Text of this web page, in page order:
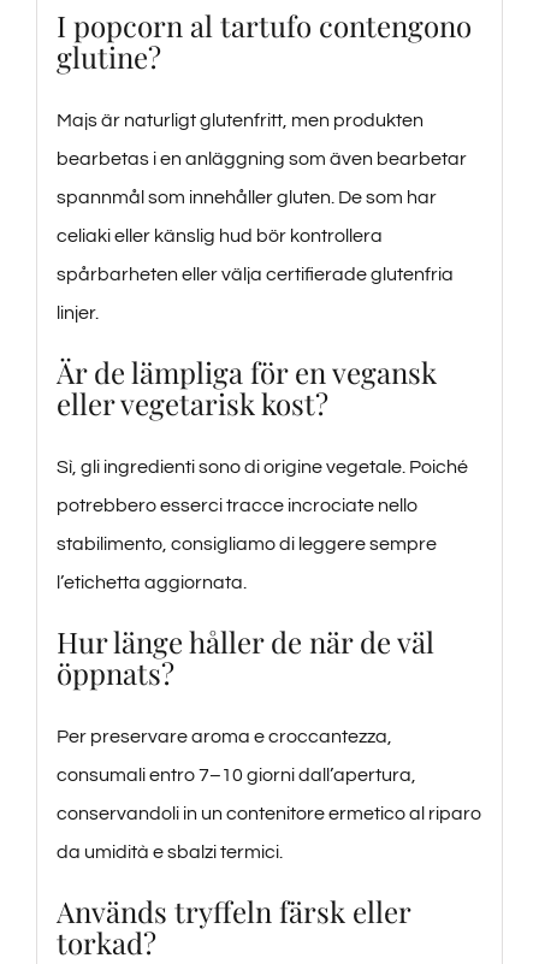
I popcorn al tartufo contengono
glutine?
Majs är naturligt glutenfritt, men produkten
bearbetas i en anläggning som även bearbetar
spannmål som innehåller gluten. De som har
celiaki eller känslig hud bör kontrollera
spårbarheten eller välja certifierade glutenfria
linjer.
Är de lämpliga för en vegansk
eller vegetarisk kost?
Sì, gli ingredienti sono di origine vegetale. Poiché
potrebbero esserci tracce incrociate nello
stabilimento, consigliamo di leggere sempre
l’etichetta aggiornata.
Hur länge håller de när de väl
öppnats?
Per preservare aroma e croccantezza,
consumali entro 7–10 giorni dall’apertura,
conservandoli in un contenitore ermetico al riparo
da umidità e sbalzi termici.
Används tryffeln färsk eller
torkad?